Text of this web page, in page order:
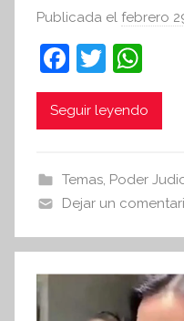
Publicada el febrero
F
a
c
b
o
o
k
T
w
itt
h
at
A
p
p
Seguir leyendo
Temas, Poder
Dejar un